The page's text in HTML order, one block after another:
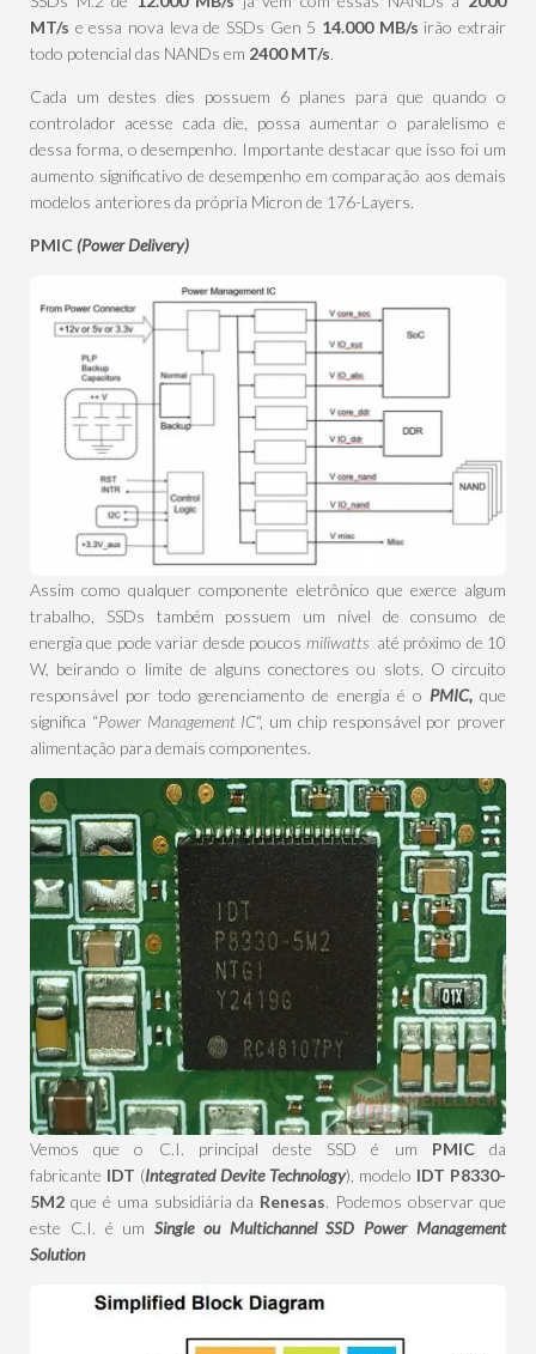
MT/s e essa nova leva de SSDs Gen 5 14.000 MB/s irão extrair
todo potencial das NANDs em 2400 MT/s.
Cada um destes dies possuem 6 planes para que quando o
controlador acesse cada die, possa aumentar o paralelismo e
dessa forma, o desempenho. Importante destacar que isso foi um
aumento significativo de desempenho em comparação aos demais
modelos anteriores da própria Micron de 176-Layers.
PMIC (Power Delivery)
Assim como qualquer componente eletrônico que exerce algum
trabalho, SSDs também possuem um nível de consumo de
energia que pode variar desde poucos miliwatts até próximo de 10
W, beirando o limite de alguns conectores ou slots. O circuito
responsável por todo gerenciamento de energia é o PMIC, que
significa “Power Management IC“, um chip responsável por prover
alimentação para demais componentes.
Vemos que o C.I. principal deste SSD é um PMICda
fabricante IDT (Integrated Devite Technology), modelo IDT P8330-
5M2 que é uma subsidiária da Renesas. Podemos observar que
este C.I. é umSingle ouMultichannel SSD Power Management
Solution